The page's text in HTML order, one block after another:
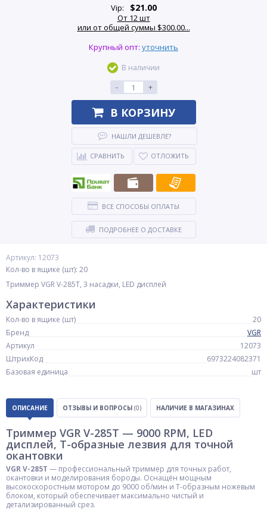
Артикул: 12073
Кол-во в ящике (шт): 20
Триммер VGR V-285T, 3 насадки, LED дисплей
Vip: $21.00
От 12 шт
или от общей суммы $300.00...
Крупный опт: уточнить
В наличии
-
+
В КОРЗИНУ
НАШЛИ ДЕШЕВЛЕ?
СРАВНИТЬ ОТЛОЖИТЬ
ВСЕ СПОСОБЫ ОПЛАТЫ
ПОДРОБНЕЕ О ДОСТАВКЕ
Характеристики
Кол-во в ящике (шт)
20
Бренд
VGR
Артикул
12073
ШтрихКод
6973224082371
Базовая единица
шт
ОПИСАНИЕ ОТЗЫВЫ И ВОПРОСЫ (0) НАЛИЧИЕ В МАГАЗИНАХ
Триммер VGR V-285T — 9000 RPM, LED
дисплей, T-образные лезвия для точной
окантовки
VGR V-285T — профессиональный триммер для точных работ,
окантовки и моделирования бороды. Оснащён мощным
высокоскоростным мотором до 9000 об/мин и T-образным ножевым
блоком, который обеспечивает максимально чистый и
детализированный срез.